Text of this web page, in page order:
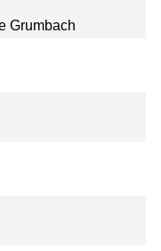
Grumbach